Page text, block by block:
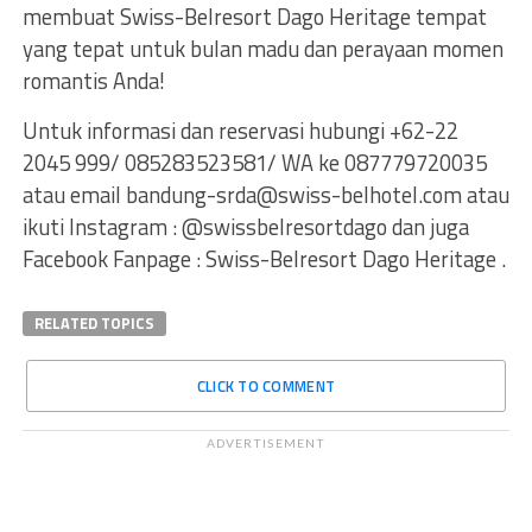
membuat Swiss-Belresort Dago Heritage tempat
yang tepat untuk bulan madu dan perayaan momen
romantis Anda!
Untuk informasi dan reservasi hubungi +62-22
2045 999/ 085283523581/ WA ke 087779720035
atau email bandung-srda@swiss-belhotel.comatau
ikuti Instagram : @swissbelresortdago dan juga
Facebook Fanpage : Swiss-Belresort Dago Heritage .
RELATED TOPICS
CLICK TO COMMENT
ADVERTISEMENT